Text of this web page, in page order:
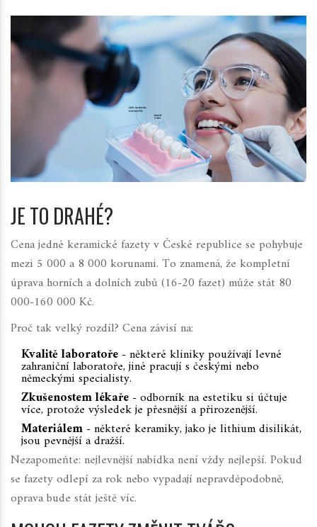
JE TO DRAHÉ?
Cena jedné keramické fazety v České republice se pohybuje
mezi 5 000 a 8 000 korunami. To znamená, že kompletní
úprava horních a dolních zubů (16-20 fazet) může stát 80
000-160 000 Kč.
Proč tak velký rozdíl? Cena závisí na:
Kvalitě laboratoře - některé kliniky používají levné
zahraniční laboratoře, jiné pracují s českými nebo
německými specialisty.
Zkušenostem lékaře - odborník na estetiku si účtuje
více, protože výsledek je přesnější a přirozenější.
Materiálem - některé keramiky, jako je lithium disilikát,
jsou pevnější a dražší.
Nezapomeňte: nejlevnější nabídka není vždy nejlepší. Pokud
se fazety odlepí za rok nebo vypadají nepravděpodobně,
oprava bude stát ještě víc.